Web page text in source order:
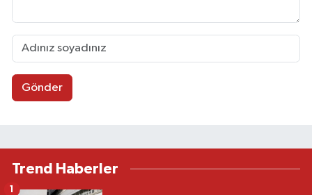
Gönder
Trend Haberler
1